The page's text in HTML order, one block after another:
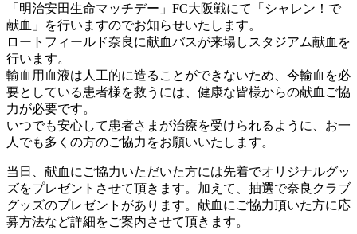
「明治安田生命マッチデー」FC大阪戦にて「シャレン！で
献血」を行いますのでお知らせいたします。
ロートフィールド奈良に献血バスが来場しスタジアム献血を
行います。
輸血用血液は人工的に造ることができないため、今輸血を必
要としている患者様を救うには、健康な皆様からの献血ご協
力が必要です。
いつでも安心して患者さまが治療を受けられるように、お一
人でも多くの方のご協力をお願いいたします。
当日、献血にご協力いただいた方には先着でオリジナルグッ
ズをプレゼントさせて頂きます。加えて、抽選で奈良クラブ
グッズのプレゼントがあります。献血にご協力頂いた方に応
募方法など詳細をご案内させて頂きます。